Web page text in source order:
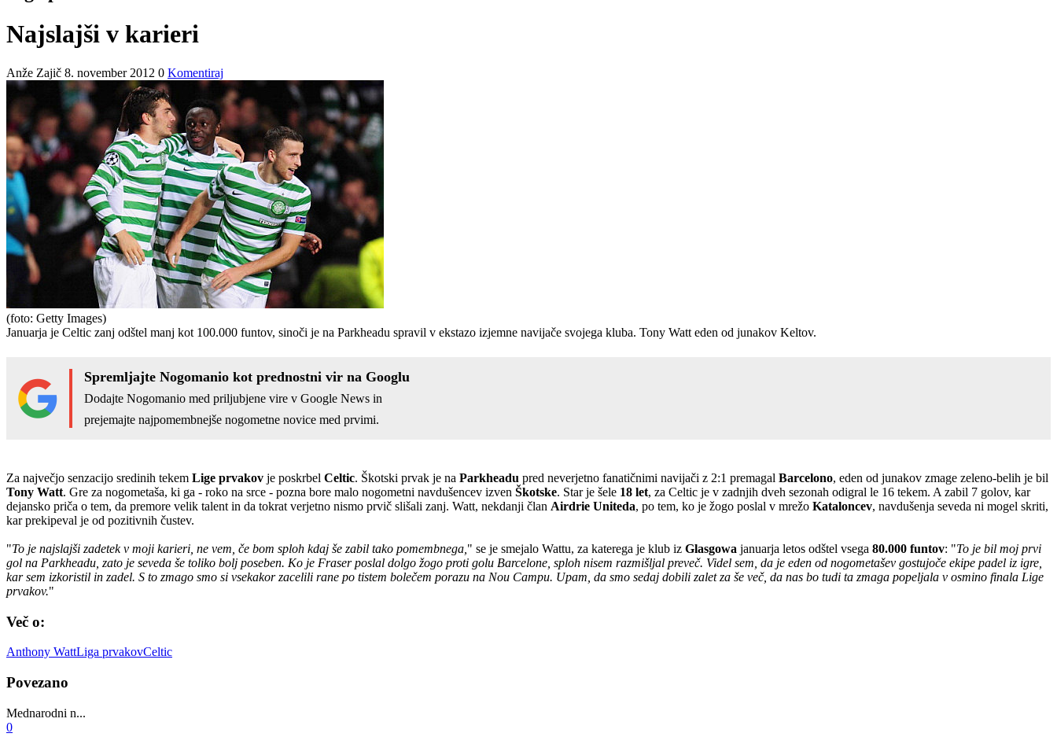
Najslajši v karieri
Anže Zajič 8. november 2012 0 Komentiraj
(foto: Getty Images)
Januarja je Celtic zanj odštel manj kot 100.000 funtov, sinoči je na Parkheadu spravil v ekstazo izjemne navijače svojega kluba. Tony Watt eden od junakov Keltov.
Spremljajte Nogomanio kot prednostni vir na Googlu
Dodajte Nogomanio med priljubjene vire v Google News in
prejemajte najpomembnejše nogometne novice med prvimi.
Za največjo senzacijo sredinih tekem Lige prvakov je poskrbel Celtic. Škotski prvak je na Parkheadu pred neverjetno fanatičnimi navijači z 2:1 premagal Barcelono, eden od junakov zmage zeleno-belih je bil
Tony Watt. Gre za nogometaša, ki ga - roko na srce - pozna bore malo nogometni navdušencev izven Škotske. Star je šele 18 let, za Celtic je v zadnjih dveh sezonah odigral le 16 tekem. A zabil 7 golov, kar
dejansko priča o tem, da premore velik talent in da tokrat verjetno nismo prvič slišali zanj. Watt, nekdanji član Airdrie Uniteda, po tem, ko je žogo poslal v mrežo Kataloncev, navdušenja seveda ni mogel skriti,
kar prekipeval je od pozitivnih čustev.
"To je najslajši zadetek v moji karieri, ne vem, če bom sploh kdaj še zabil tako pomembnega, " se je smejalo Wattu, za katerega je klub iz Glasgowa januarja letos odštel vsega 80.000 funtov: "To je bil moj prvi
gol na Parkheadu, zato je seveda še toliko bolj poseben. Ko je Fraser poslal dolgo žogo proti golu Barcelone, sploh nisem razmišljal preveč. Videl sem, da je eden od nogometašev gostujoče ekipe padel iz igre,
kar sem izkoristil in zadel. S to zmago smo si vsekakor zacelili rane po tistem bolečem porazu na Nou Campu. Upam, da smo sedaj dobili zalet za še več, da nas bo tudi ta zmaga popeljala v osmino finala Lige
prvakov."
Več o:
Anthony WattLiga prvakovCeltic
Povezano
Mednarodni n...
0